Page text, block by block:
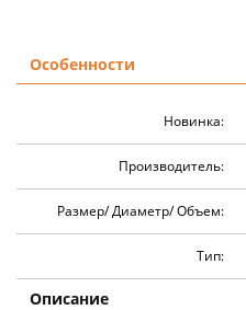
Особенности
Новинка:
Производитель:
Размер/ Диаметр/ Объем:
Тип:
Описание